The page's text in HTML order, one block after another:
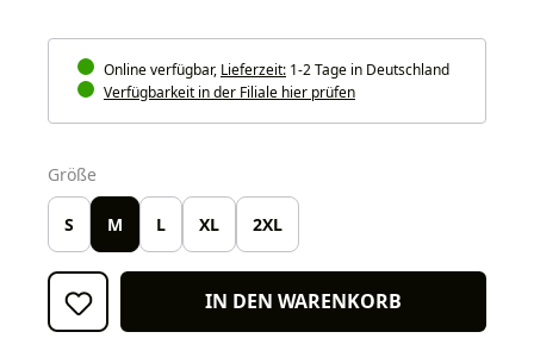
Online verfügbar, Lieferzeit: 1-2 Tage in Deutschland
Verfügbarkeit in der Filiale hier prüfen
Größe
S M L XL 2XL
IN DEN WARENKORB